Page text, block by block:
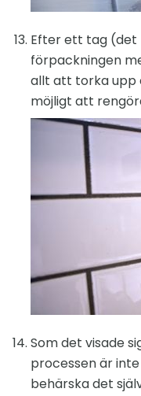
Efter ett tag (det
förpackningen
allt att torka upp
möjligt att
Som det visade
processen är
behärska det